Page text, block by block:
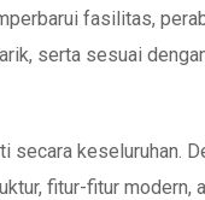
fasilitas,
serta sesuai
secara keseluruhan.
fitur-fitur modern,